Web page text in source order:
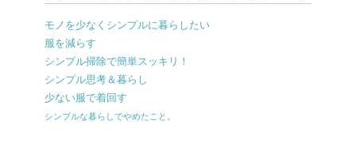
モノを少なくシンプルに暮らしたい
服を減らす
シンプル掃除で簡単スッキリ！
シンプル思考＆暮らし
少ない服で着回す
シンプルな暮らしでやめたこと。